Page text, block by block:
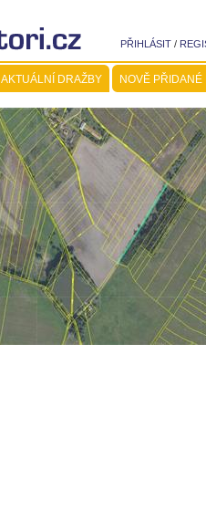
PŘIHLÁSIT /
AKTUÁLNÍ DRAŽBY NOVĚ PŘIDANÉ